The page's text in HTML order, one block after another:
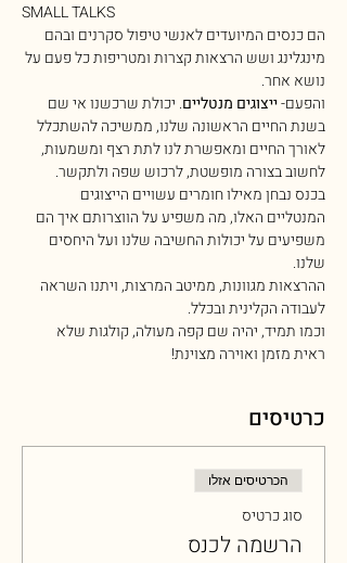
SMALL TALKS
הם כנסים המיועדים לאנשי טיפול סקרנים ובהם
מינגלינג ושש הרצאות קצרות ומטריפות כל פעם על
נושא אחר.
והפעם- ייצוגים מנטליים. יכולת שרכשנו אי שם
בשנת החיים הראשונה שלנו, ממשיכה להשתכלל
לאורך החיים ומאפשרת לנו לתת רצף ומשמעות,
לחשוב בצורה מופשטת, לרכוש שפה ולתקשר.
בכנס נבחן מאילו חומרים עשויים הייצוגים
המנטליים האלו, מה משפיע על הווצרותם איך הם
משפיעים על יכולות החשיבה שלנו ועל היחסים
שלנו.
ההרצאות מגוונות, ממיטב המרצות, ויתנו השראה
לעבודה הקלינית ובכלל.
וכמו תמיד, יהיה שם קפה מעולה, קולגות שלא
ראית מזמן ואוירה מצוינת!
כרטיסים
הכרטיסים אזלו
סוג כרטיס
הרשמה לכנס